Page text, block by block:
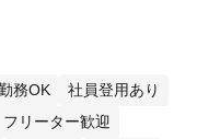
務OK
社員登用あり
フリーター歓迎